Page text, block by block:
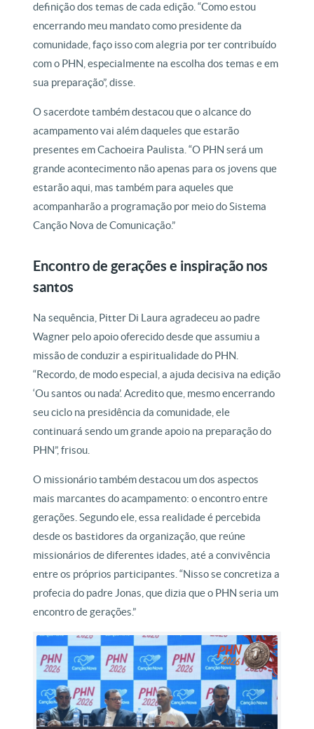
definição dos temas de cada edição. “Como estou
encerrando meu mandato como presidente da
comunidade, faço isso com alegria por ter contribuído
com o PHN, especialmente na escolha dos temas e em
sua preparação”, disse.
O sacerdote também destacou que o alcance do
acampamento vai além daqueles que estarão
presentes em Cachoeira Paulista. “O PHN será um
grande acontecimento não apenas para os jovens que
estarão aqui, mas também para aqueles que
acompanharão a programação por meio do Sistema
Canção Nova de Comunicação.”
Encontro de gerações e inspiração nos
santos
Na sequência, Pitter Di Laura agradeceu ao padre
Wagner pelo apoio oferecido desde que assumiu a
missão de conduzir a espiritualidade do PHN.
“Recordo, de modo especial, a ajuda decisiva na edição
‘Ou santos ou nada’. Acredito que, mesmo encerrando
seu ciclo na presidência da comunidade, ele
continuará sendo um grande apoio na preparação do
PHN”, frisou.
O missionário também destacou um dos aspectos
mais marcantes do acampamento: o encontro entre
gerações. Segundo ele, essa realidade é percebida
desde os bastidores da organização, que reúne
missionários de diferentes idades, até a convivência
entre os próprios participantes. “Nisso se concretiza a
profecia do padre Jonas, que dizia que o PHN seria um
encontro de gerações.”